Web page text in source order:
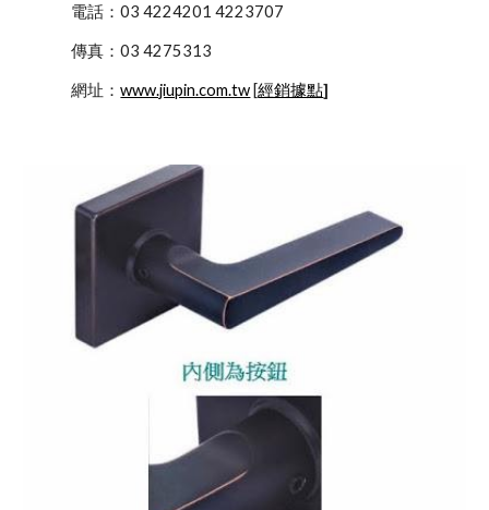
            電話：03 4224201 4223707
            傳真：03 4275313
            網址：
www.jiupin.com.tw [經銷據點]